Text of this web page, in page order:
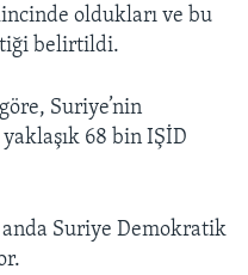
oldukları ve bu
belirtildi.
Suriye’nin
68 bin IŞİD
Suriye Demokratik